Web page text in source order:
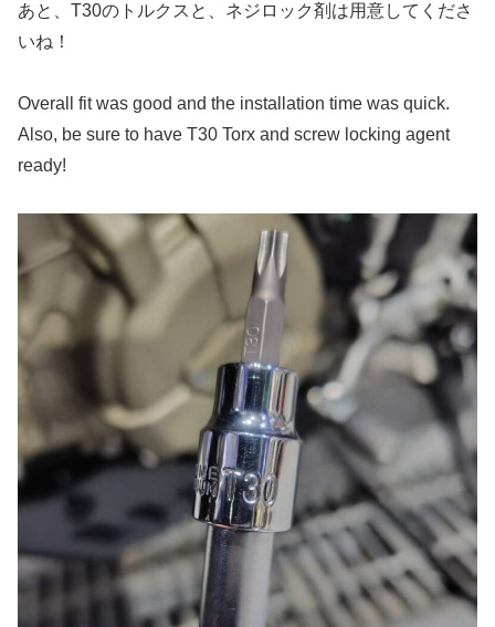
あと、T30のトルクスと、ネジロック剤は用意してくださ
いね！
Overall fit was good and the installation time was quick.
Also, be sure to have T30 Torx and screw locking agent
ready!